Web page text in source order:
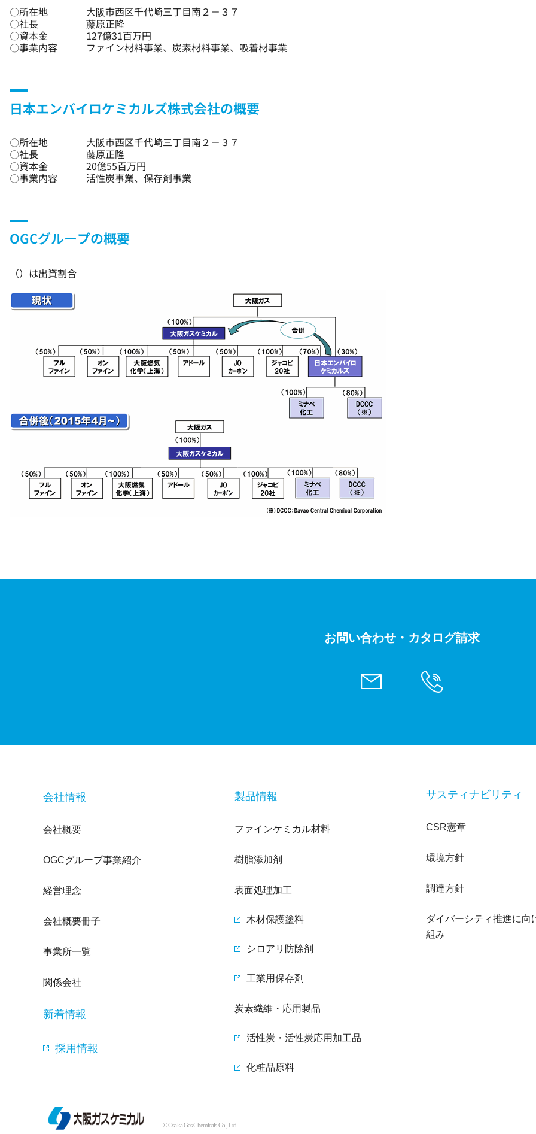
〇所在地
大阪市西区千代崎三丁目南２－３７
〇社長
藤原正隆
〇資本金
127億31百万円
〇事業内容
ファイン材料事業、炭素材料事業、吸着材事業
日本エンバイロケミカルズ株式会社の概要
〇所在地
大阪市西区千代崎三丁目南２－３７
〇社長
藤原正隆
〇資本金
20億55百万円
〇事業内容
活性炭事業、保存剤事業
OGCグループの概要
（）は出資割合
お問い合わせ・カタログ請求
会社情報
会社概要
OGCグループ事業紹介
経営理念
会社概要冊子
事業所一覧
関係会社
新着情報
採用情報
製品情報
ファインケミカル材料
樹脂添加剤
表面処理加工
木材保護塗料
シロアリ防除剤
工業用保存剤
炭素繊維・応用製品
活性炭・活性炭応用加工品
化粧品原料
サスティナビリティ
CSR憲章
環境方針
調達方針
ダイバーシティ推進に向
組み
© Osaka Gas Chemicals Co., Ltd.